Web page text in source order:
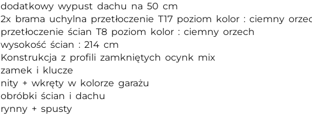
dodatkowy wypust dachu na 50 cm
2x brama uchylna przetłoczenie T17 poziom kolor : ciemny
przetłoczenie ścian T8 poziom kolor : ciemny orzech
wysokość ścian : 214 cm
Konstrukcja z profili zamkniętych ocynk mix
zamek i klucze
nity + wkręty w kolorze garażu
obróbki ścian i dachu
rynny + spusty